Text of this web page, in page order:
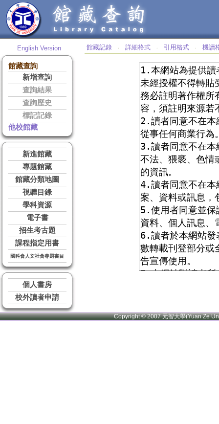
English Version
館藏查詢
新增查詢
查詢結果
查詢歷史
標記記錄
他校館藏
新進館藏
專題館藏
館藏分類地圖
視聽目錄
學科資源
電子書
招生考古題
課程指定用書
國科會人文社會專題書目
個人書房
校外讀者申請
館藏記錄 ‧ 詳細格式 ‧ 引用格式 ‧ 機讀
Copyright © 2007 元智大學(Yuan Ze